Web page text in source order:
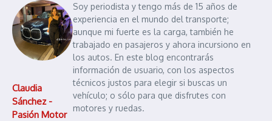
Claudia
Sánchez -
Pasión Motor
Soy periodista y tengo más de 15 años de
experiencia en el mundo del transporte;
aunque mi fuerte es la carga, también he
trabajado en pasajeros y ahora incursiono en
los autos. En este blog encontrarás
información de usuario, con los aspectos
técnicos justos para elegir si buscas un
vehículo; o sólo para que disfrutes con
motores y ruedas.